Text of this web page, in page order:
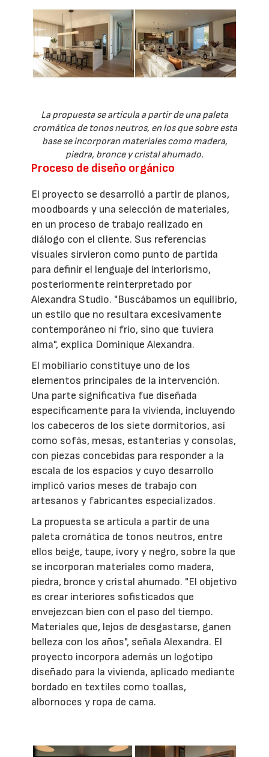
La propuesta se articula a partir de una paleta
cromática de tonos neutros, en los que sobre esta
base se incorporan materiales como madera,
piedra, bronce y cristal ahumado.
Proceso de diseño orgánico
El proyecto se desarrolló a partir de planos,
moodboards y una selección de materiales,
en un proceso de trabajo realizado en
diálogo con el cliente. Sus referencias
visuales sirvieron como punto de partida
para definir el lenguaje del interiorismo,
posteriormente reinterpretado por
Alexandra Studio. "Buscábamos un equilibrio,
un estilo que no resultara excesivamente
contemporáneo ni frío, sino que tuviera
alma", explica Dominique Alexandra.
El mobiliario constituye uno de los
elementos principales de la intervención.
Una parte significativa fue diseñada
específicamente para la vivienda, incluyendo
los cabeceros de los siete dormitorios, así
como sofás, mesas, estanterías y consolas,
con piezas concebidas para responder a la
escala de los espacios y cuyo desarrollo
implicó varios meses de trabajo con
artesanos y fabricantes especializados.
La propuesta se articula a partir de una
paleta cromática de tonos neutros, entre
ellos beige, taupe, ivory y negro, sobre la que
se incorporan materiales como madera,
piedra, bronce y cristal ahumado. "El objetivo
es crear interiores sofisticados que
envejezcan bien con el paso del tiempo.
Materiales que, lejos de desgastarse, ganen
belleza con los años", señala Alexandra. El
proyecto incorpora además un logotipo
diseñado para la vivienda, aplicado mediante
bordado en textiles como toallas,
albornoces y ropa de cama.